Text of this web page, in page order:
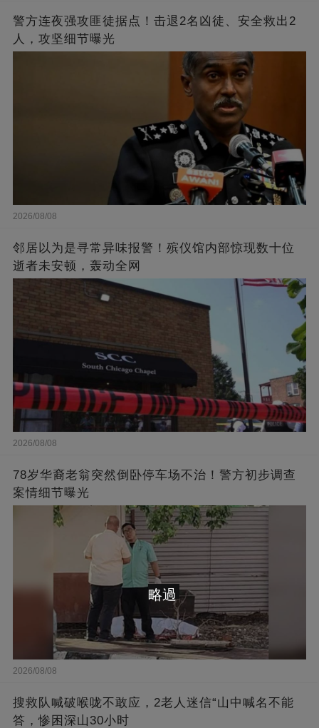
警方连夜强攻匪徒据点！击退2名凶徒、安全救出2
人，攻坚细节曝光
2026/08/08
邻居以为是寻常异味报警！殡仪馆内部惊现数十位
逝者未安顿，轰动全网
2026/08/08
78岁华裔老翁突然倒卧停车场不治！警方初步调查
案情细节曝光
2026/08/08
搜救队喊破喉咙不敢应，2老人迷信“山中喊名不能
答，惨困深山30小时
略過